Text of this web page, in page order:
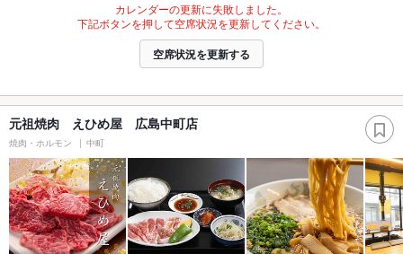
カレンダーの更新に失敗しました。
下記ボタンを押して空席状況を更新してください。
空席状況を更新する
元祖焼肉 えひめ屋 広島中町店
焼肉・ホルモン 中町